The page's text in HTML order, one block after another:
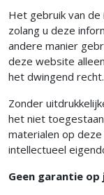
Het gebruik van
zolang u deze
andere manier
deze website
het dwingend recht.
Zonder
het niet
materialen op
intellectueel
Geen garantie op